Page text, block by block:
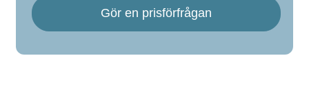
Gör en prisförfrågan